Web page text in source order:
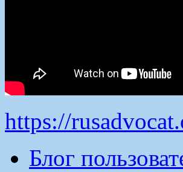
https://
Блог